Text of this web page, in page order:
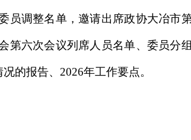
员调整名单，邀请出席政协大冶市
第六次会议列席人员名单、委员分
的报告、2026年工作要点。